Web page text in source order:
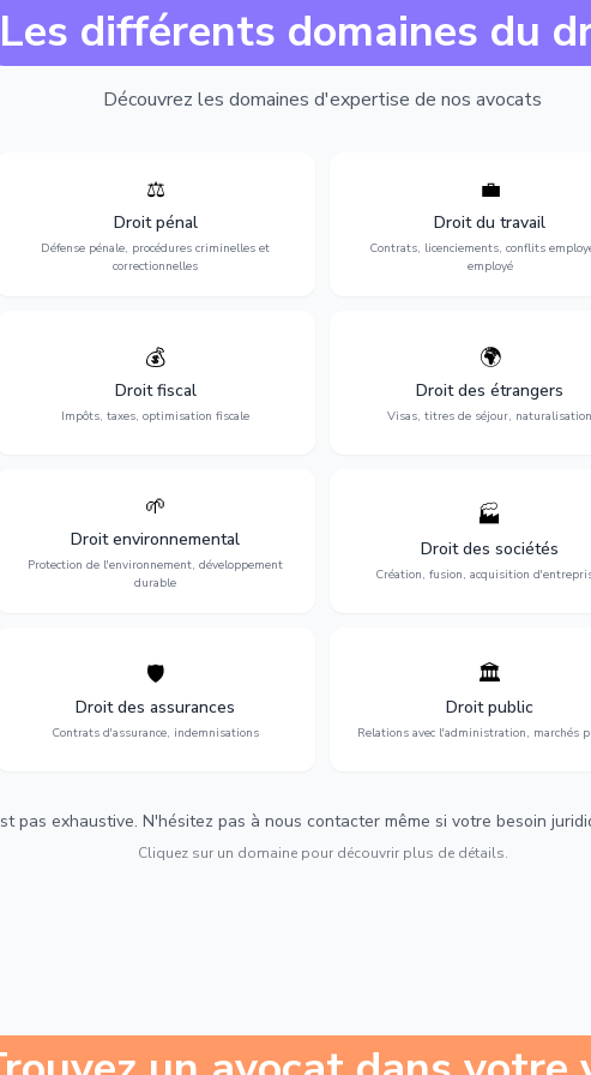
Les différents domaines du
Découvrez les domaines d'expertise de nos avocats
⚖️
Droit pénal
Défense pénale, procédures criminelles et
correctionnelles
Expertise en matière pénale, de
l'assistance en garde à vue jusqu'au
procès, pour toute affaire correctionnelle
ou criminelle.
💼
Droit du travail
Contrats, licenciements, conflits
employé
Protection de vos droits au
contrats, licenciements,
discrimination et conflits avec
l'employeur.
💰
Droit fiscal
Impôts, taxes, optimisation fiscale
Optimisation de votre situation fiscale :
déclarations, contentieux, contrôles
fiscaux et planification.
🌍
Droit des étrangers
Visas, titres de séjour, naturalisation
Obtention de vos droits de séjour :
cartes de séjour, regroupement
naturalisation.
🌱
Droit environnemental
Protection de l'environnement, développement
durable
environnementale, litiges et
développement durable.
🏭
Droit des sociétés
Création, fusion, acquisition
Structuration de votre société :
fusion-acquisition, gouvernance
restructuration.
🛡️
Droit des assurances
Contrats d'assurance, indemnisations
Défense de vos intérêts : contrats
d'assurance, sinistres et indemnisations
optimales.
🏛️
Droit public
Relations avec l'administration, marchés
Gestion de vos relations avec
l'administration : marchés
urbanisme et contentieux.
pas exhaustive. N'hésitez pas à nous contacter même si votre besoin
Cliquez sur un domaine pour découvrir plus de détails.